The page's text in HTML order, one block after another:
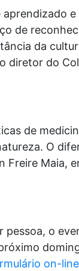
de
da
diretor do
de
O
Freire Maia,
pessoa, o
on-line